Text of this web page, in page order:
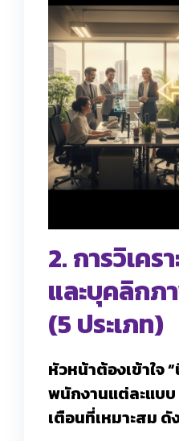
2. การวิเคร
และบุคลิกภ
(5 ประเภท)
หัวหน้าต้องเข้าใจ
พนักงานแต่ละแบบ
เตือนที่เหมาะสม ดั